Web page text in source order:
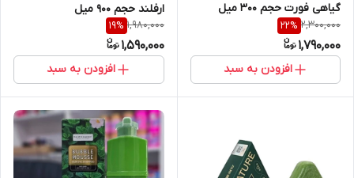
گیاهی فورت حجم ۳۰۰ میل
2,300,000
22%
1,790,000
افزودن به سبد
ارفلند حجم ۹۰۰ میل
1,980,000
19%
1,590,000
افزودن به سبد